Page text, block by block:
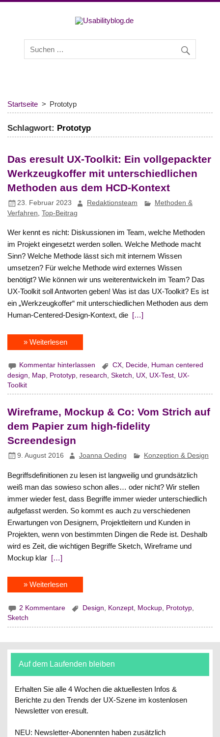
Experten zu den Themen Usability und User Experience.
Startseite Prototyp
Schlagwort: Prototyp
Das eresult UX-Toolkit: Ein vollgepackter
Werkzeugkoffer mit unterschiedlichen
Methoden aus dem HCD-Kontext
23. Februar 2023 Redaktionsteam
Methoden &
Verfahren ,Top-Beitrag
Wer kennt es nicht: Diskussionen im Team, welche Methoden
im Projekt eingesetzt werden sollen. Welche Methode macht
Sinn? Welche Methode lässt sich mit internem Wissen
umsetzen? Für welche Methode wird externes Wissen
benötigt? Wie können wir uns weiterentwickeln im Team? Das
UX-Toolkit soll Antworten geben! Was ist das UX-Toolkit? Es ist
ein „Werkzeugkoffer“ mit unterschiedlichen Methoden aus dem
Human-Centered-Design-Kontext, die […]
» Weiterlesen
Kommentar hinterlassen CX, Decide, Human centered
design
Map Prototyp research ,Sketch UX UX-Test UX-
Toolkit
Wireframe, Mockup & Co: Vom Strich auf
dem Papier zum high-fidelity
Screendesign
9. August 2016 Joanna Oeding Konzeption & Design
Begriffsdefinitionen zu lesen ist langweilig und grundsätzlich
weiß man das sowieso schon alles… oder nicht? Wir stellen
immer wieder fest, dass Begriffe immer wieder unterschiedlich
aufgefasst werden. So kommt es auch zu verschiedenen
Erwartungen von Designern, Projektleitern und Kunden in
Projekten, wenn von bestimmten Dingen die Rede ist. Deshalb
wird es Zeit, die wichtigen Begriffe Sketch, Wireframe und
Mockup klar […]
» Weiterlesen
2 Kommentare Design Konzept Mockup Prototyp
Sketch
Auf dem Laufenden bleiben
Erhalten Sie alle 4 Wochen die aktuellesten Infos &
Berichte zu den Trends der UX-Szene im kostenlosen
Newsletter von eresult.
NEU: Newsletter-Abonennten haben zusätzlich